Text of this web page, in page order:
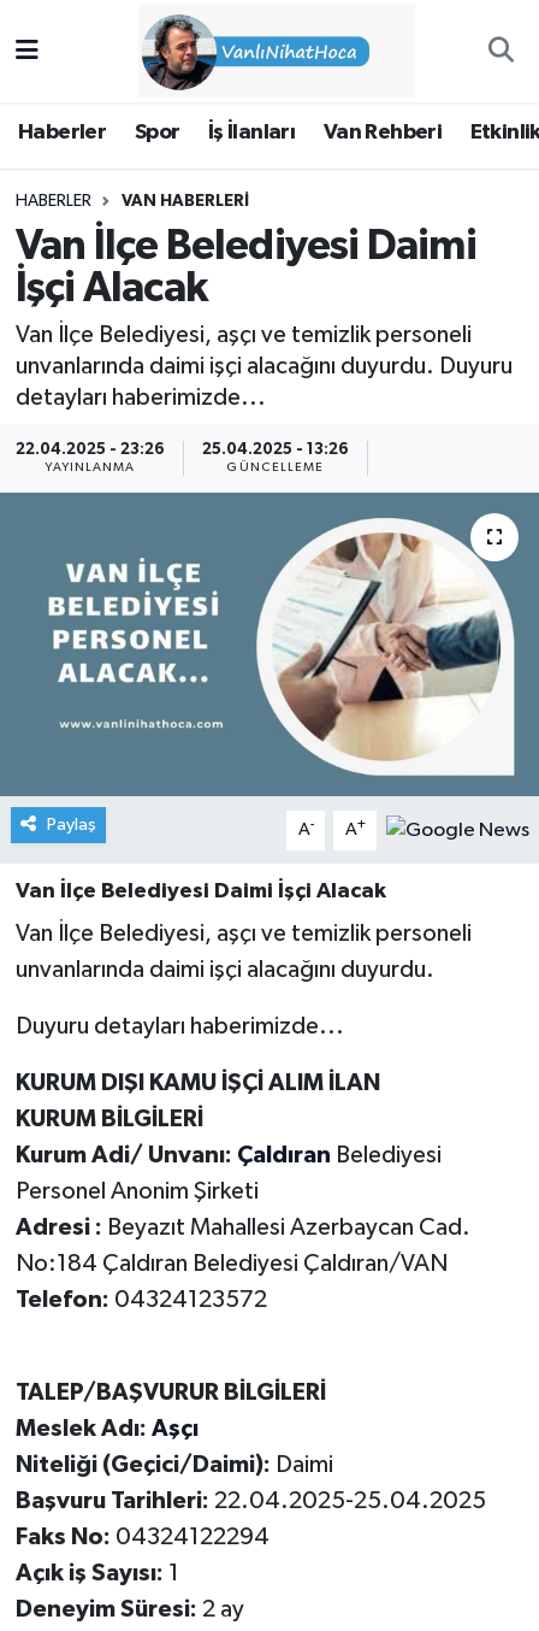
Haberler Spor İş İlanları Van Rehberi
HABERLER VAN HABERLERI
Van İlçe Belediyesi Daimi
İşçi Alacak
Van İlçe Belediyesi, aşçı ve temizlik personeli
unvanlarında daimi işçi alacağını duyurdu. Duyuru
detayları haberimizde...
22.04.2025 - 23:26
YAYINLANMA
25.04.2025 - 13:26
GÜNCELLEME
Paylaş A- A+
Van İlçe Belediyesi Daimi İşçi Alacak
Van İlçe Belediyesi, aşçı ve temizlik personeli
unvanlarında daimi işçi alacağını duyurdu.
Duyuru detayları haberimizde...
KURUM DIŞI KAMU İŞÇİ ALIM İLAN
KURUM BİLGİLERİ
Kurum Adi/ Unvanı: Çaldıran Belediyesi
Personel Anonim Şirketi
Adresi : Beyazıt Mahallesi Azerbaycan Cad.
No:184 Çaldıran Belediyesi Çaldıran/VAN
Telefon: 04324123572
TALEP/BAŞVURUR BİLGİLERİ
Meslek Adı: Aşçı
Niteliği (Geçici/Daimi): Daimi
Başvuru Tarihleri: 22.04.2025-25.04.2025
Faks No: 04324122294
Açık iş Sayısı: 1
Deneyim Süresi: 2 ay
Van Rehberi
Etkinlikler
Köşe Yazıları
Hakkımda
İpekyolu Nöbetçi Eczaneler
Süper Lig Puan Durumu ve Fikstür
Tüm Manşetler
Son Dakika Haberleri
Haber Arşivi